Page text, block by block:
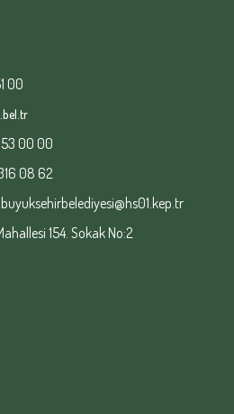
00
00 00
08 62
154. Sokak No:2